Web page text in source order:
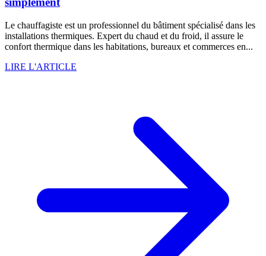
Le chauffagiste est un professionnel du bâtiment spécialisé dans les
installations thermiques. Expert du chaud et du froid, il assure le
confort thermique dans les habitations, bureaux et commerces en...
LIRE L'ARTICLE